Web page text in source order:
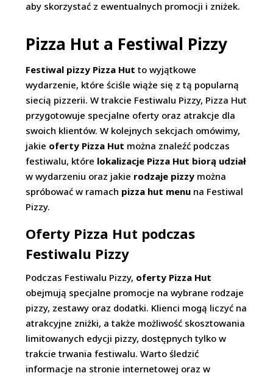
aby skorzystać z ewentualnych promocji i zniżek.
Pizza Hut a Festiwal Pizzy
Festiwal pizzy Pizza Hut to wyjątkowe
wydarzenie, które ściśle wiąże się z tą popularną
siecią pizzerii. W trakcie Festiwalu Pizzy, Pizza Hut
przygotowuje specjalne oferty oraz atrakcje dla
swoich klientów. W kolejnych sekcjach omówimy,
jakie oferty Pizza Hut można znaleźć podczas
festiwalu, które lokalizacje Pizza Hut biorą udział
w wydarzeniu oraz jakie rodzaje pizzy można
spróbować w ramach pizza hut menu na Festiwal
Pizzy.
Oferty Pizza Hut podczas
Festiwalu Pizzy
Podczas Festiwalu Pizzy, oferty Pizza Hut
obejmują specjalne promocje na wybrane rodzaje
pizzy, zestawy oraz dodatki. Klienci mogą liczyć na
atrakcyjne zniżki, a także możliwość skosztowania
limitowanych edycji pizzy, dostępnych tylko w
trakcie trwania festiwalu. Warto śledzić
informacje na stronie internetowej oraz w